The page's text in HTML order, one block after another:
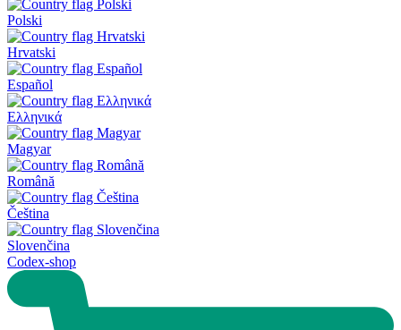
Polski
Hrvatski
Español
Ελληνικά
Magyar
Română
Čeština
Slovenčina
Codex-shop